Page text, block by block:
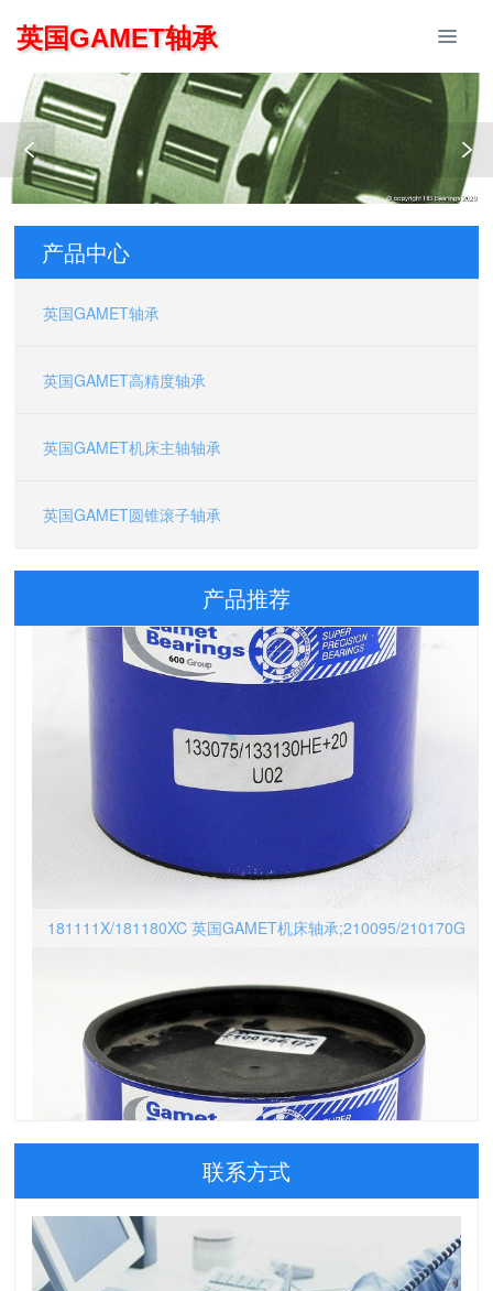
英国GAMET轴承
产品中心
英国GAMET轴承
英国GAMET高精度轴承
英国GAMET机床主轴轴承
英国GAMET圆锥滚子轴承
产品推荐
181111X/181180XC 英国GAMET机床轴承;210095/210170G
联系方式